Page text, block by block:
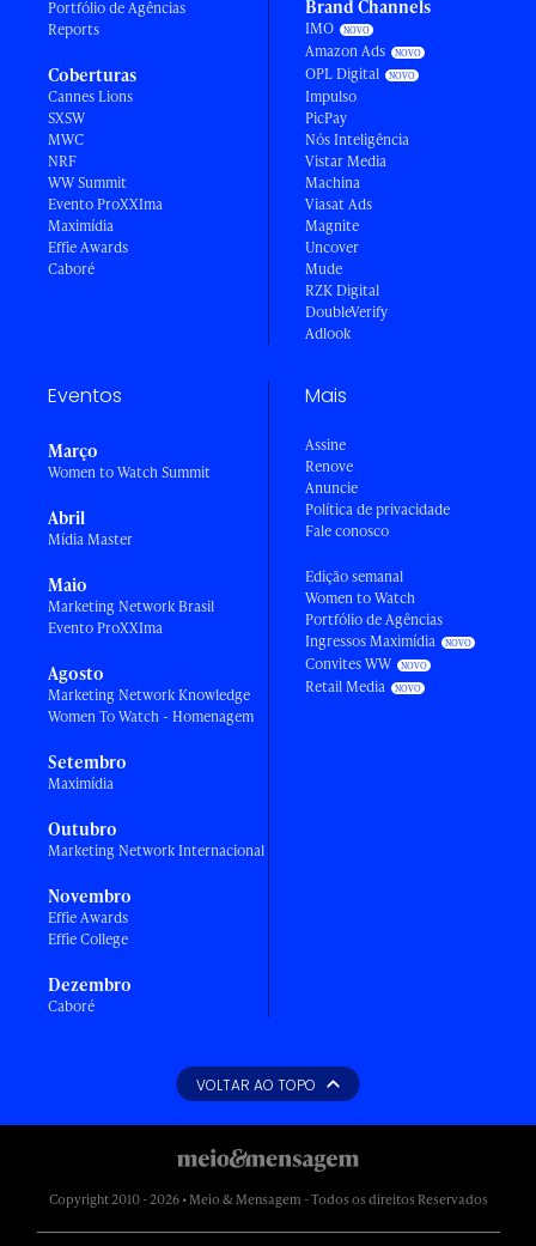
Portfólio de Agências
Reports
Coberturas
Cannes Lions
SXSW
MWC
NRF
WW Summit
Evento ProXXIma
Maximídia
Effie Awards
Caboré
Brand Channels
IMO
Amazon Ads
OPL Digital
Impulso
PicPay
Nós Inteligência
Vistar Media
Machina
Viasat Ads
Magnite
Uncover
Mude
RZK Digital
DoubleVerify
Adlook
Eventos
Março
Women to Watch Summit
Abril
Mídia Master
Maio
Marketing Network Brasil
Evento ProXXIma
Agosto
Marketing Network Knowledge
Women To Watch - Homenagem
Setembro
Maximídia
Outubro
Marketing Network Internacional
Novembro
Effie Awards
Effie College
Dezembro
Caboré
Mais
Assine
Renove
Anuncie
Política de privacidade
Fale conosco
Edição semanal
Women to Watch
Portfólio de Agências
Ingressos Maximídia
Convites WW
Retail Media
VOLTAR AO TOPO
Copyright 2010 - 2026 • Meio & Mensagem - Todos os direitos Reservados